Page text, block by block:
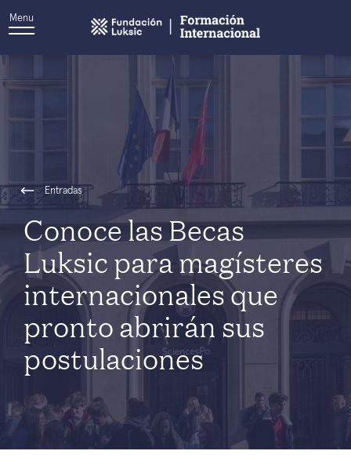
Menu
Entradas
Conoce las Becas
Luksic para magísteres
internacionales que
pronto abrirán sus
postulaciones